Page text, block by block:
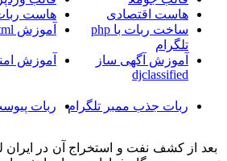
هاست اقتصادی
هاست
ساخت ربات با php
تلگرام
آموزش html و css
آموزش آگهی ساز
djclassified
آموزش
ربات جذب ممبر تلگرام
ربات
بعد از کشف نفت و استخراج آن در ایران